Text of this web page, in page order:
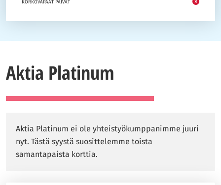
KORKOVAPAAT PÄIVÄT
Aktia Platinum
Aktia Platinum ei ole yhteistyökumppanimme juuri
nyt. Tästä syystä suosittelemme toista
samantapaista korttia.